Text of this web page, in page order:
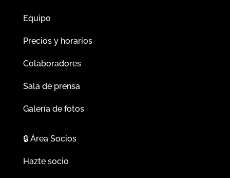
Equipo
Precios y horarios
Colaboradores
Sala de prensa
Galería de fotos
🔒Área Socios
Hazte socio